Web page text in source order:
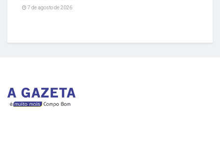
7 de agosto de 2026